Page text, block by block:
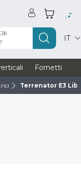
IT
Fornetti
Terrenator E3